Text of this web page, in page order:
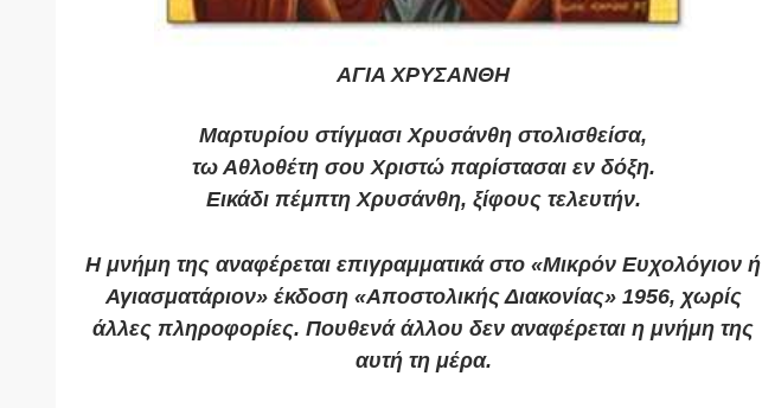
ΑΓΙΑ ΧΡΥΣΑΝΘΗ
Μαρτυρίου στίγμασι Χρυσάνθη στολισθείσα,
τω Αθλοθέτη σου Χριστώ παρίστασαι εν δόξη.
Εικάδι πέμπτη Χρυσάνθη, ξίφους τελευτήν.
Η μνήμη της αναφέρεται επιγραμματικά στο «Μικρόν Ευχολόγιον ή
Αγιασματάριον» έκδοση «Αποστολικής Διακονίας» 1956, χωρίς
άλλες πληροφορίες. Πουθενά άλλου δεν αναφέρεται η μνήμη της
αυτή τη μέρα.